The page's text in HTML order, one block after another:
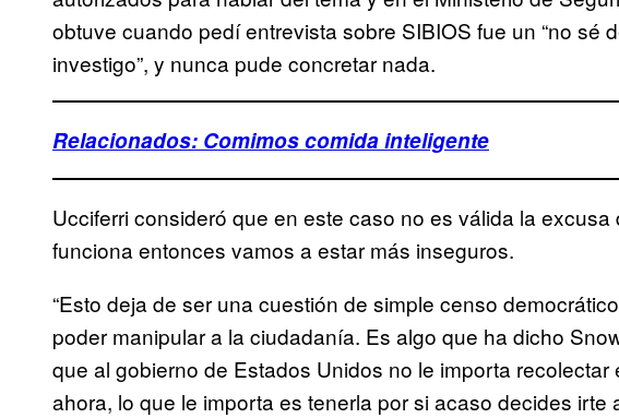
obtuve cuando pedí entrevista sobre SIBIOS fue un “no sé
investigo”, y nunca pude concretar nada.
Relacionados: Comimos comida inteligente
Ucciferri consideró que en este caso no es válida la
funciona entonces vamos a estar más inseguros.
“Esto deja de ser una cuestión de simple censo
poder manipular a la ciudadanía. Es algo que ha dicho
que al gobierno de Estados Unidos no le importa
ahora, lo que le importa es tenerla por si acaso decides irte